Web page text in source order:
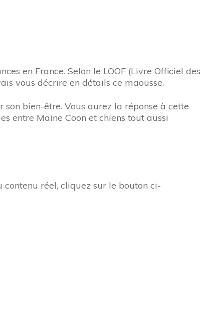
en France. Selon le LOOF (Livre Officiel des
vous décrire en détails ce maousse.
bien-être. Vous aurez la réponse à cette
entre Maine Coon et chiens tout aussi
contenu réel, cliquez sur le bouton ci-